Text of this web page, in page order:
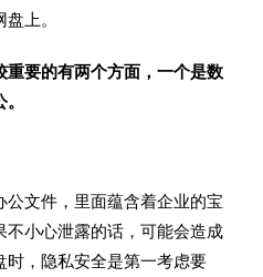
上。
要的有两个方面，一个是数
文件，里面蕴含着企业的宝
小心泄露的话，可能会造成
时，隐私安全是第一考虑要